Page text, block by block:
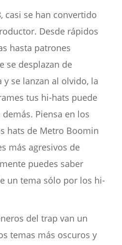
casi se han convertido
Desde rápidos
hasta patrones
se desplazan de
y se lanzan al olvido, la
tus hi-hats puede
Piensa en los
hats de Metro Boomin
más agresivos de
puedes saber
un tema sólo por los hi-
del trap van un
temas más oscuros y